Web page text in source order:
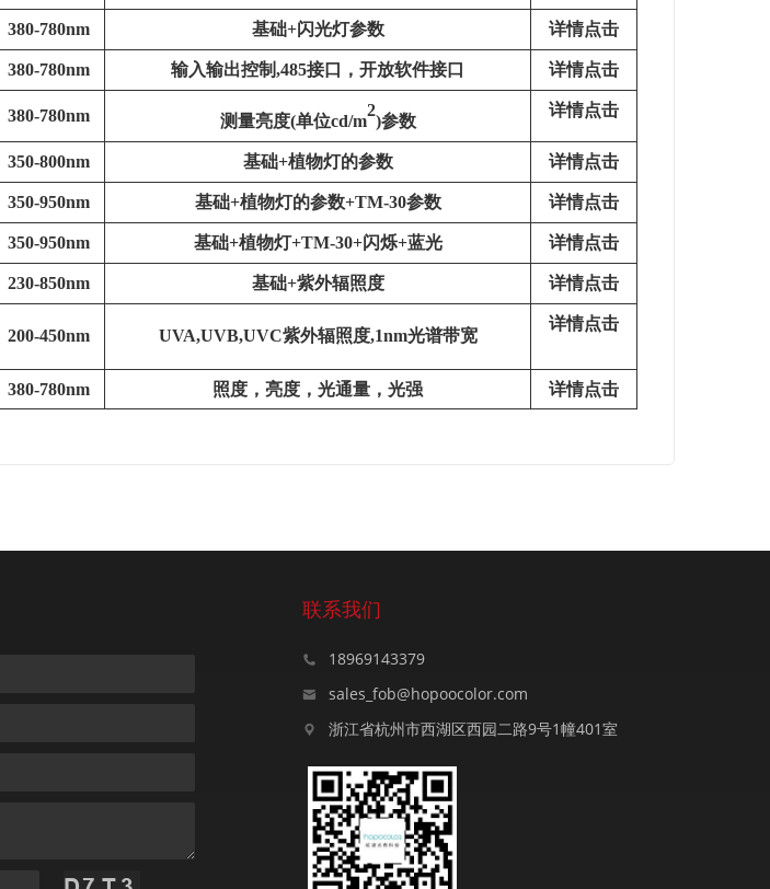
380-780nm 基础+闪光灯参数 详情点击
380-780nm 输入输出控制,485接口，开放软件接口 详情点击
380-780nm 测量亮度(单位cd/m
2
)参数
详情点击
350-800nm 基础+植物灯的参数 详情点击
350-950nm 基础+植物灯的参数+TM-30参数 详情点击
350-950nm 基础+植物灯+TM-30+闪烁+蓝光 详情点击
230-850nm 基础+紫外辐照度 详情点击
200-450nm UVA,UVB,UVC紫外辐照度,1nm光谱带宽
详情点击
380-780nm 照度，亮度，光通量，光强 详情点击
联系我们
18969143379
sales_fob@hopoocolor.com
浙江省杭州市西湖区西园二路9号1幢401室